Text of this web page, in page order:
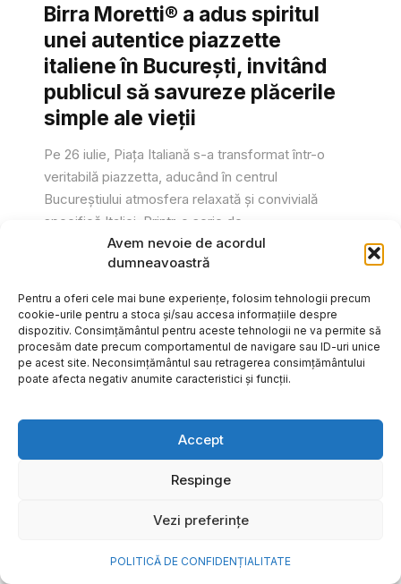
Avem nevoie de acordul
dumneavoastră
Pentru a oferi cele mai bune experiențe, folosim tehnologii precum
cookie-urile pentru a stoca și/sau accesa informațiile despre
dispozitiv. Consimțământul pentru aceste tehnologii ne va permite să
procesăm date precum comportamentul de navigare sau ID-uri unice
pe acest site. Neconsimțământul sau retragerea consimțământului
poate afecta negativ anumite caracteristici și funcții.
Accept
Respinge
Vezi preferințe
POLITICĂ DE CONFIDENȚIALITATE
Birra Moretti® a adus spiritul
unei autentice piazzette
italiene în București, invitând
publicul să savureze plăcerile
simple ale vieții
Pe 26 iulie, Piața Italiană s-a transformat într-o
veritabilă piazzetta, aducând în centrul
Bucureștiului atmosfera relaxată și convivială
specifică Italiei. Printr-o serie de...
Gabriel Barliga
frumoase amintiri ale verii într-